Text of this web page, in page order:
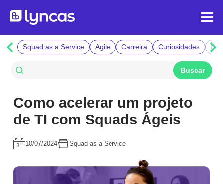
Squad as a Service Agile Carreira Curiosidades
Como acelerar um projeto
de TI com Squads Ágeis
10/07/2024 Squad as a Service